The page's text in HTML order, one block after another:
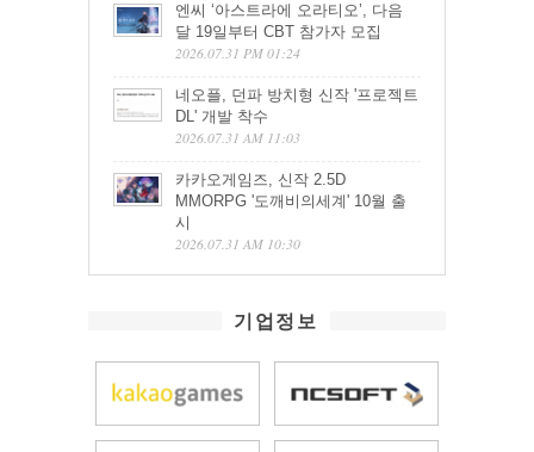
엔씨 ‘아스트라에 오라티오’, 다음
달 19일부터 CBT 참가자 모집
2026.07.31 PM 01:24
네오플, 던파 방치형 신작 '프로젝트
DL' 개발 착수
2026.07.31 AM 11:03
카카오게임즈, 신작 2.5D
MMORPG '도깨비의세계' 10월 출
시
2026.07.31 AM 10:30
기업정보